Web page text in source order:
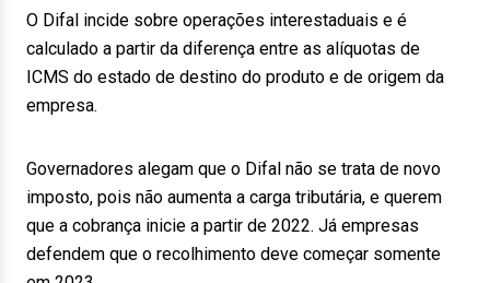
O Difal incide sobre operações interestaduais e é
calculado a partir da diferença entre as alíquotas de
ICMS do estado de destino do produto e de origem da
empresa.
Governadores alegam que o Difal não se trata de novo
imposto, pois não aumenta a carga tributária, e querem
que a cobrança inicie a partir de 2022. Já empresas
defendem que o recolhimento deve começar somente